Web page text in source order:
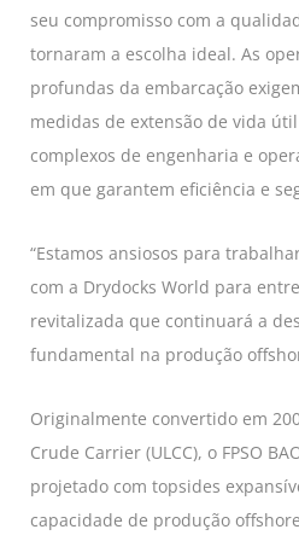
seu compromisso com a
tornaram a escolha ideal. As
profundas da embarcação
medidas de extensão de vida
complexos de engenharia e
em que garantem eficiência e
“Estamos ansiosos para
com a Drydocks World para
revitalizada que continuará a
fundamental na produção
Originalmente convertido em
Crude Carrier (ULCC), o FPSO
projetado com topsides
capacidade de produção